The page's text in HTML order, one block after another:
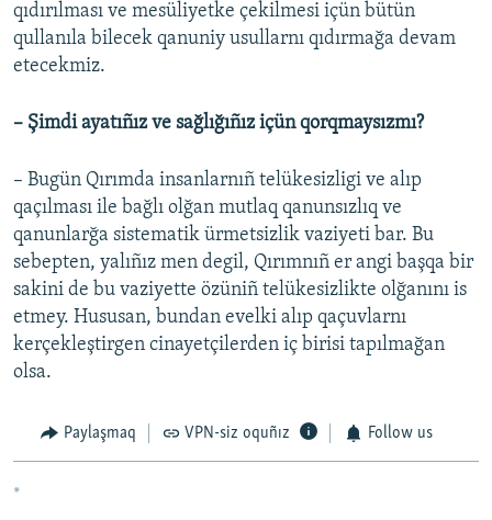
qıdırılması ve mesüliyetke çekilmesi içün bütün
qullanıla bilecek qanuniy usullarnı qıdırmağa devam
etecekmiz.
– Şimdi ayatıñız ve sağlığıñız içün qorqmaysızmı?
– Bugün Qırımda insanlarnıñ telükesizligi ve alıp
qaçılması ile bağlı olğan mutlaq qanunsızlıq ve
qanunlarğa sistematik ürmetsizlik vaziyeti bar. Bu
sebepten, yalıñız men degil, Qırımnıñ er angi başqa bir
sakini de bu vaziyette özüniñ telükesizlikte olğanını is
etmey. Hususan, bundan evelki alıp qaçuvlarnı
kerçekleştirgen cinayetçilerden iç birisi tapılmağan
olsa.
Paylaşmaq VPN-siz oquñız Follow us
*